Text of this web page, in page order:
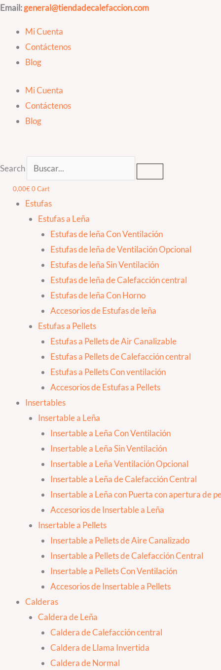
Ir
contenido
Email:general@tiendadecalefaccion.com
Mi Cuenta
Contáctenos
Blog
Mi Cuenta
Contáctenos
Blog
Search
0,00€0Cart
Estufas
Estufas a Leña
Estufas de leña Con Ventilación
Estufas de leña de Ventilación Opcional
Estufas de leña Sin Ventilación
Estufas de leña de Calefacción central
Estufas de leña Con Horno
Accesorios de Estufas de leña
Estufas a Pellets
Estufas a Pellets de Air Canalizable
Estufas a Pellets de Calefacción central
Estufas a Pellets Con ventilación
Accesorios de Estufas a Pellets
Insertables
Insertable a Leña
Insertable a Leña Con Ventilación
Insertable a Leña Sin Ventilación
Insertable a Leña Ventilación Opcional
Insertable a Leña de Calefacción Central
Insertable a Leña con Puerta con apertura de
Accesorios de Insertable a Leña
Insertable a Pellets
Insertable a Pellets de Aire Canalizado
Insertable a Pellets de Calefacción Central
Insertable a Pellets Con Ventilación
Accesorios de Insertable a Pellets
Calderas
Caldera de Leña
Caldera de Calefacción central
Caldera de Llama Invertida
Caldera de Normal
Abrazadera